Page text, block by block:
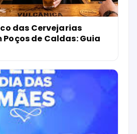
das Cervejarias
de Caldas: Guia